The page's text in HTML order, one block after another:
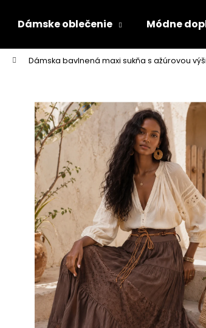
Dámske oblečenie Módne
Dámska bavlnená maxi sukňa s ažúrovou
Čo potrebujete nájsť?
Odporúčame
TALIANSKA POHODLNÁ TEPLÁKOVÁ
SÚPRAVA K6171G
€44